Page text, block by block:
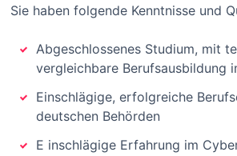
Sie haben folgende Kenntnisse und
Abgeschlossenes Studium, mit
vergleichbare Berufsausbildung
Einschlägige, erfolgreiche
deutschen Behörden
E inschlägige Erfahrung im